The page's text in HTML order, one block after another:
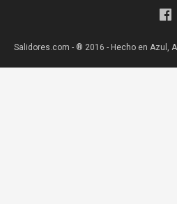
Salidores.com - ® 2016 - Hecho en Azul,